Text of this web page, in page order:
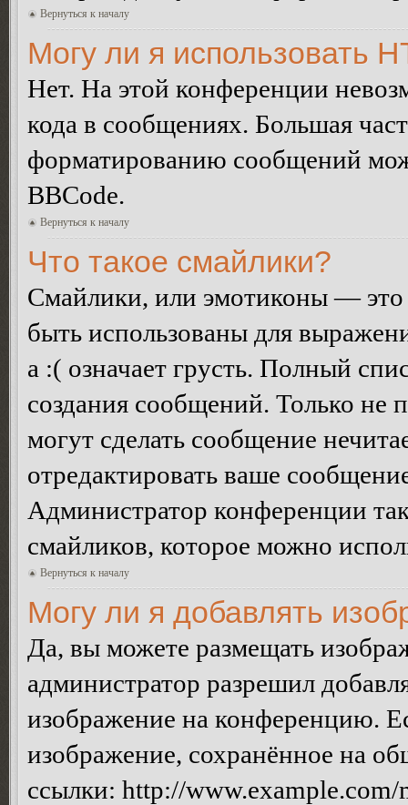
Вернуться к началу
Могу ли я использовать
Нет. На этой конференции
кода в сообщениях. Большая
форматированию сообщений
BBCode.
Вернуться к началу
Что такое смайлики?
Смайлики, или эмотиконы — это
быть использованы для
а :( означает грусть. Полный
создания сообщений. Только не
могут сделать сообщение
отредактировать ваше
Администратор конференции
смайликов, которое можно
Вернуться к началу
Могу ли я добавлять
Да, вы можете размещать
администратор разрешил
изображение на конференцию.
изображение, сохранённое на
ссылки: http://